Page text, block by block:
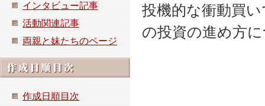
インタビュー記事
活動関連記事
両親と妹たちのページ
作成日順目次
投機的な衝動買
の投資の進め方